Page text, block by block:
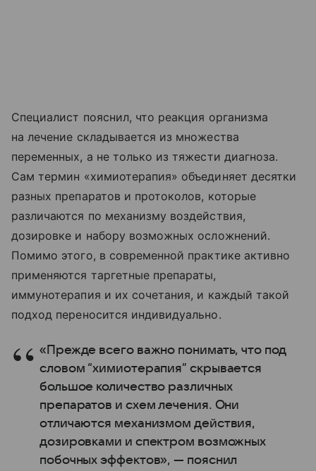
Специалист пояснил, что реакция организма
на лечение складывается из множества
переменных, а не только из тяжести диагноза.
Сам термин «химиотерапия» объединяет десятки
разных препаратов и протоколов, которые
различаются по механизму воздействия,
дозировке и набору возможных осложнений.
Помимо этого, в современной практике активно
применяются таргетные препараты,
иммунотерапия и их сочетания, и каждый такой
подход переносится индивидуально.
«Прежде всего важно понимать, что под
словом “химиотерапия” скрывается
большое количество различных
препаратов и схем лечения. Они
отличаются механизмом действия,
дозировками и спектром возможных
побочных эффектов», — пояснил